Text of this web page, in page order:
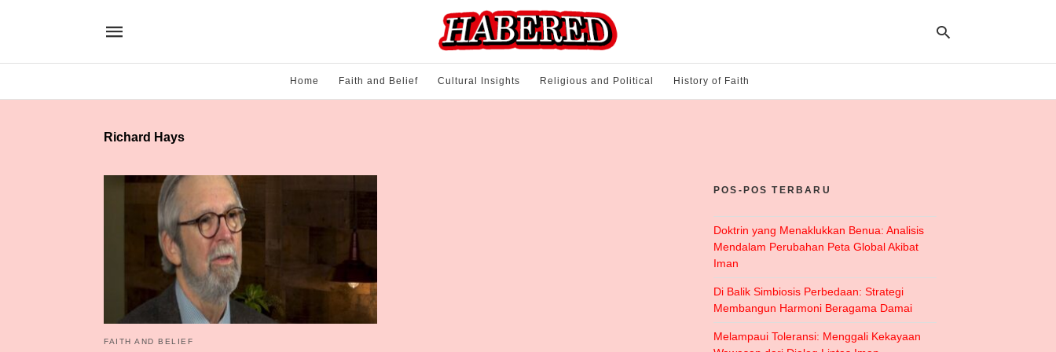
Home Faith and Belief Cultural Insights Religious and Political History of Faith
Richard Hays
FAITH AND BELIEF
POS-POS TERBARU
Doktrin yang Menaklukkan Benua: Analisis
Mendalam Perubahan Peta Global Akibat
Iman
Di Balik Simbiosis Perbedaan: Strategi
Membangun Harmoni Beragama Damai
Melampaui Toleransi: Menggali Kekayaan